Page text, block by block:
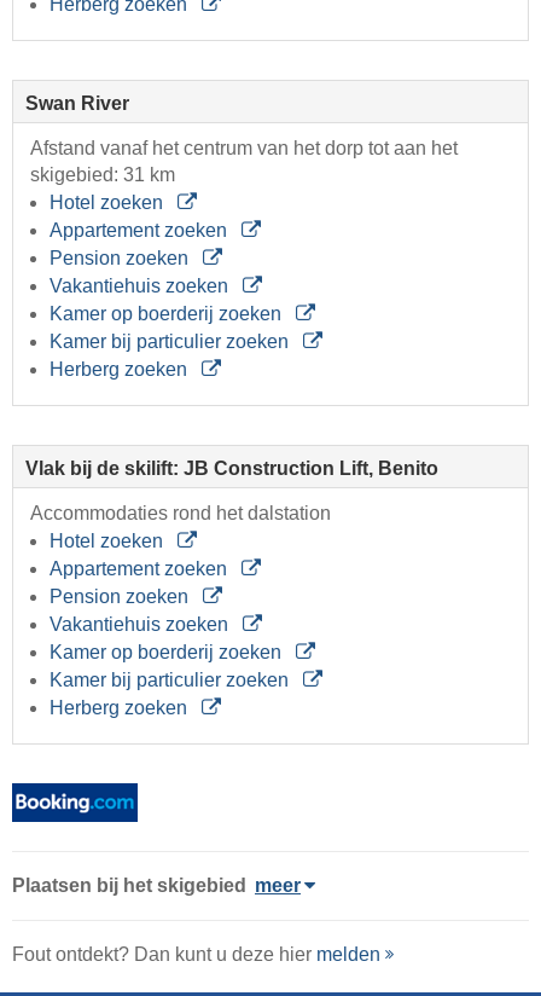
Swan River
Afstand vanaf het centrum van het dorp tot aan het
skigebied: 31 km
Hotel zoeken
Appartement zoeken
Pension zoeken
Vakantiehuis zoeken
Kamer op boerderij zoeken
Kamer bij particulier zoeken
Herberg zoeken
Vlak bij de skilift: JB Construction Lift, Benito
Accommodaties rond het dalstation
Hotel zoeken
Appartement zoeken
Pension zoeken
Vakantiehuis zoeken
Kamer op boerderij zoeken
Kamer bij particulier zoeken
Herberg zoeken
Plaatsen bij het skigebied meer
Fout ontdekt? Dan kunt u deze hier melden